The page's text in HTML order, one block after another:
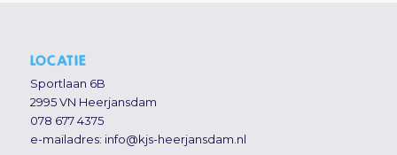
LOCATIE
Sportlaan 6B
2995 VN Heerjansdam
078 677 4375
e-mailadres: info@kjs-heerjansdam.nl